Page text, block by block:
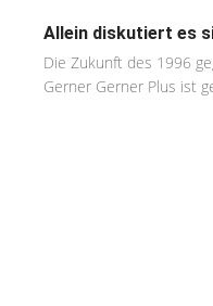
Allein diskutiert es
Die Zukunft des 1996
Gerner Gerner Plus ist